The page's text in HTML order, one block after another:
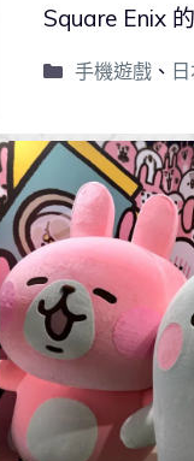
Square Enix
手機遊戲、